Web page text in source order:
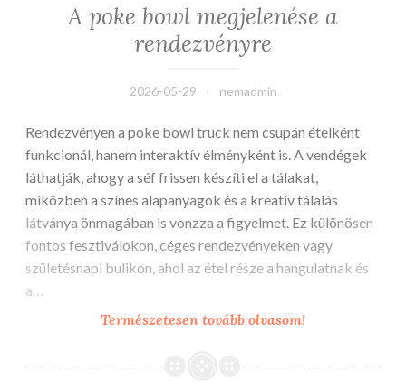
A poke bowl megjelenése a
rendezvényre
2026-05-29 nemadmin
Rendezvényen a poke bowl truck nem csupán ételként
funkcionál, hanem interaktív élményként is. A vendégek
láthatják, ahogy a séf frissen készíti el a tálakat,
miközben a színes alapanyagok és a kreatív tálalás
látványa önmagában is vonzza a figyelmet. Ez különösen
fontos fesztiválokon, céges rendezvényeken vagy
születésnapi bulikon, ahol az étel része a hangulatnak és
a…
Természetesen tovább olvasom!A
bowl